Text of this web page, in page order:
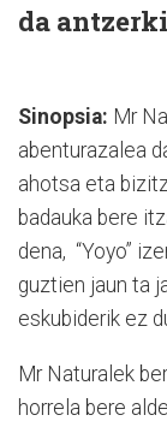
da
Sinopsia: Mr
abenturazalea
ahotsa eta
badauka bere
dena, “Yoyo”
guztien jaun ta
eskubiderik ez
Mr Naturalek
horrela bere